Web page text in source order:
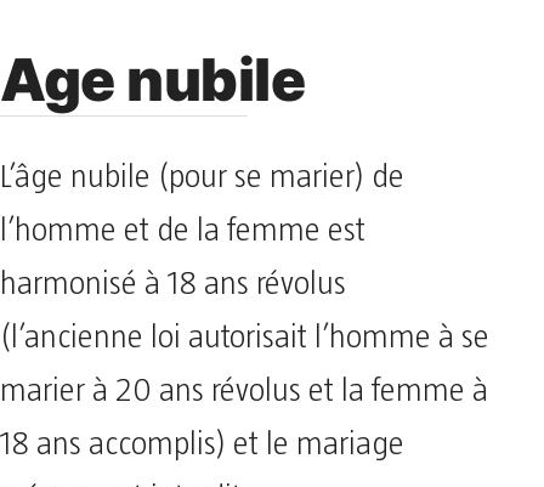
Age nubile
L’âge nubile (pour se marier) de
l’homme et de la femme est
harmonisé à 18 ans révolus
(l’ancienne loi autorisait l’homme à se
marier à 20 ans révolus et la femme à
18 ans accomplis) et le mariage